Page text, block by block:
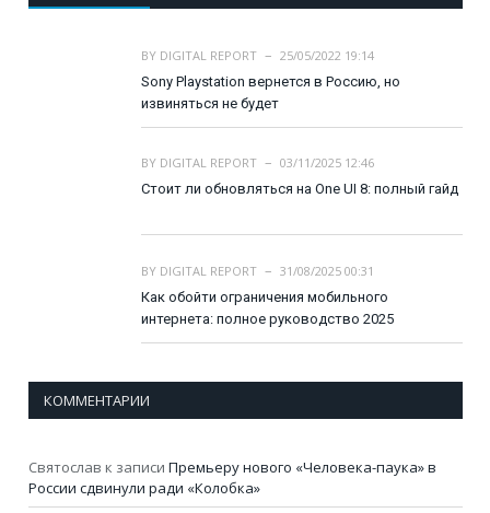
BY DIGITAL REPORT
25/05/2022 19:14
Sony Playstation вернется в Россию, но
извиняться не будет
BY DIGITAL REPORT
03/11/2025 12:46
Стоит ли обновляться на One UI 8: полный гайд
BY DIGITAL REPORT
31/08/2025 00:31
Как обойти ограничения мобильного
интернета: полное руководство 2025
КОММЕНТАРИИ
Святослав к записи Премьеру нового «Человека-паука» в
России сдвинули ради «Колобка»